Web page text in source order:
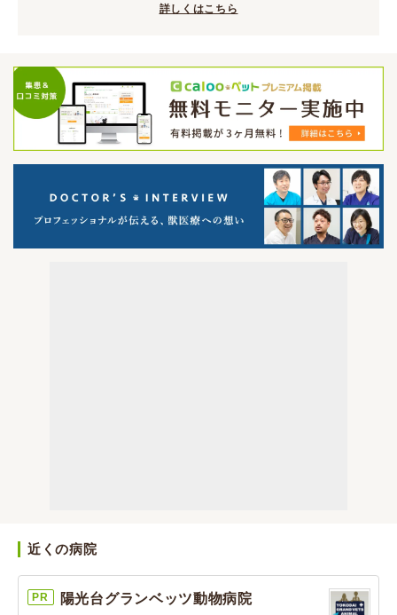
詳しくはこちら
近くの病院
PR 陽光台グランベッツ動物病院